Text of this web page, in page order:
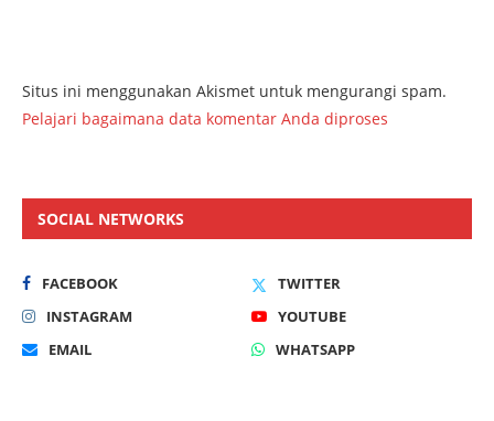
Situs ini menggunakan Akismet untuk mengurangi spam.
Pelajari bagaimana data komentar Anda diproses
SOCIAL NETWORKS
FACEBOOK
TWITTER
INSTAGRAM
YOUTUBE
EMAIL
WHATSAPP